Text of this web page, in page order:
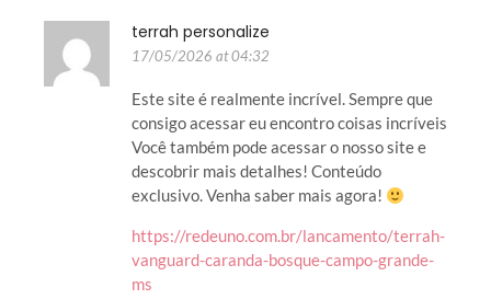
terrah personalize
17/05/2026 at 04:32
Este site é realmente incrível. Sempre que
consigo acessar eu encontro coisas incríveis
Você também pode acessar o nosso site e
descobrir mais detalhes! Conteúdo
exclusivo. Venha saber mais agora!
https://redeuno.com.br/lancamento/terrah-
vanguard-caranda-bosque-campo-grande-
ms